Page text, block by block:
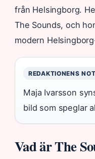
från Helsingborg.
The Sounds, och
modern
REDAKTIONENS
Maja Ivarsson
bild som speglar
Vad är The